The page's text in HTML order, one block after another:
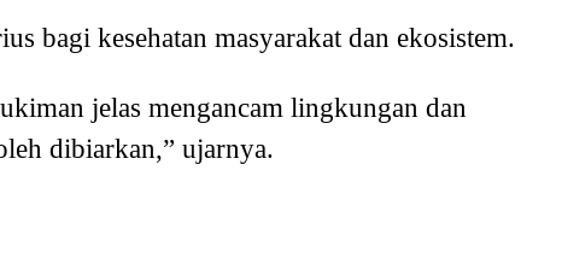
bagi kesehatan masyarakat dan ekosistem.
jelas mengancam lingkungan dan
dibiarkan,” ujarnya.